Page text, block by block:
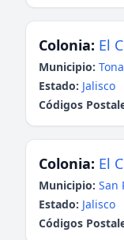
Colonia: El
Municipio:
Estado: Jalisco
Códigos
Colonia: El
Municipio: San
Estado: Jalisco
Códigos